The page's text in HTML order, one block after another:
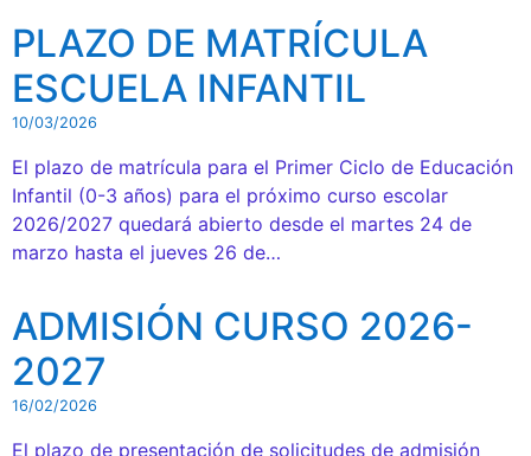
PLAZO DE MATRÍCULA
ESCUELA INFANTIL
10/03/2026
El plazo de matrícula para el Primer Ciclo de Educación
Infantil (0-3 años) para el próximo curso escolar
2026/2027 quedará abierto desde el martes 24 de
marzo hasta el jueves 26 de…
ADMISIÓN CURSO 2026-
2027
16/02/2026
El plazo de presentación de solicitudes de admisión